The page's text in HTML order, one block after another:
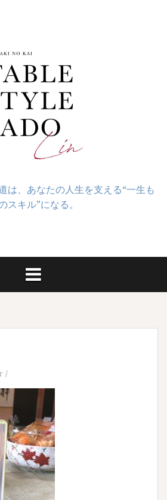
は、あなたの人生を支える“一生も
スキル”になる。